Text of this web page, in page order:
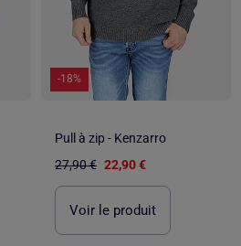
-18%
Pull à zip - Kenzarro
27,90 € 22,90 €
Voir le produit